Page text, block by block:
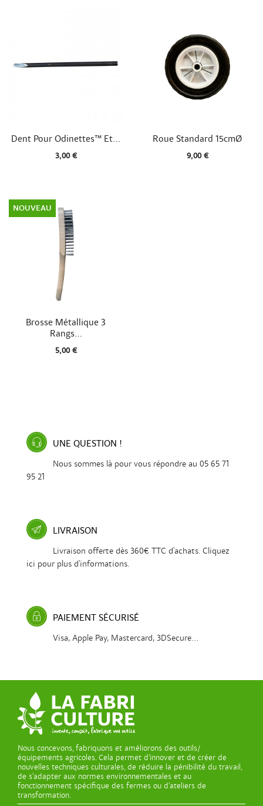
Aperçu rapide
Dent Pour Odinettes™ Et...
3,00 €
 Aperçu rapide
Roue Standard 15cmØ
9,00 €
Aperçu rapide
Brosse Métallique 3
Rangs...
5,00 €
NOUVEAU
UNE QUESTION !
Nous sommes là pour vous répondre au 05 65 71
95 21
LIVRAISON
Livraison offerte dès 360€ TTC d'achats. Cliquez
ici pour plus d'informations.
PAIEMENT SÉCURISÉ
Visa, Apple Pay, Mastercard, 3DSecure...
Nous concevons, fabriquons et améliorons des outils/
équipements agricoles. Cela permet d’innover et de créer de
nouvelles techniques culturales, de réduire la pénibilité du travail,
de s’adapter aux normes environnementales et au
fonctionnement spécifique des fermes ou d’ateliers de
transformation.